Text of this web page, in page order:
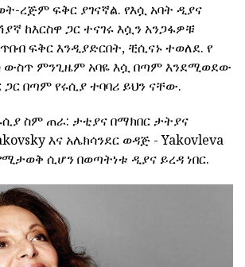
ረጅም ፍቅር ያገናኛል. የእሷ አባት ዲያና
ከእርስዋ ጋር ተናገሩ እሷን አንጋፋዎቹ
ፍቅር እንዲያድርበት, ቺሲናኑ ተወለደ. የ
ውስጥ ምንጊዜም አባዬ እሷ በጣም እንደሚወደው
በጣም የሩሲያ ተባባሪ ይህን ናቸው.
ስም ጠራ: ታቲያና በማክበር ታትያና
እና አሌክሳንደር ወዳጅ - Yakovleva
ሲሆን በወጣትነቱ ዲያና ይረዳ ነበር.